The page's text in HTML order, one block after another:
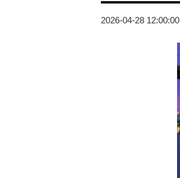
2026-04-28 12:00:00